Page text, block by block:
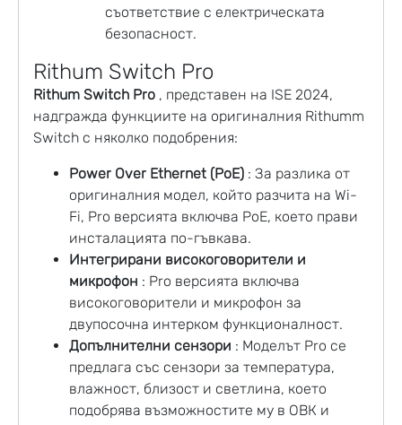
съответствие с електрическата
безопасност.
Rithum Switch Pro
Rithum Switch Pro , представен на ISE 2024,
надгражда функциите на оригиналния Rithumm
Switch с няколко подобрения:
Power Over Ethernet (PoE) : За разлика от
оригиналния модел, който разчита на Wi-
Fi, Pro версията включва PoE, което прави
инсталацията по-гъвкава.
Интегрирани високоговорители и
микрофон : Pro версията включва
високоговорители и микрофон за
двупосочна интерком функционалност.
Допълнителни сензори : Моделът Pro се
предлага със сензори за температура,
влажност, близост и светлина, което
подобрява възможностите му в ОВК и